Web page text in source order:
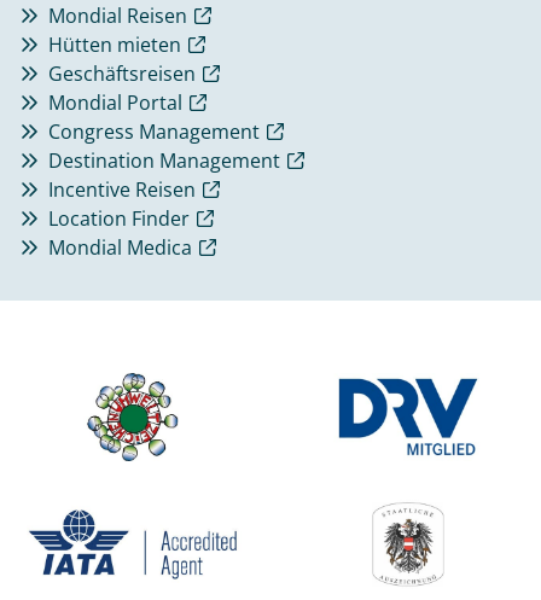
Mondial Reisen
Hütten mieten
Geschäftsreisen
Mondial Portal
Congress Management
Destination Management
Incentive Reisen
Location Finder
Mondial Medica